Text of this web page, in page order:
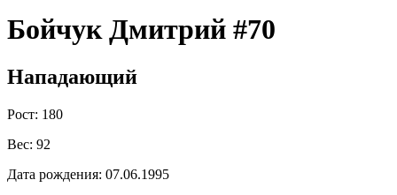
Бойчук Дмитрий #70
Нападающий
Рост: 180
Вес: 92
Дата рождения: 07.06.1995